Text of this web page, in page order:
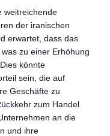
weitreichende
der iranischen
erwartet, dass das
zu einer Erhöhung
könnte
sein, die auf
Geschäfte zu
zum Handel
an die
und ihre